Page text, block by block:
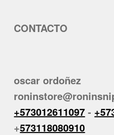
CONTACTO
oscar ordoñez
+573012611097 -
+573118080910